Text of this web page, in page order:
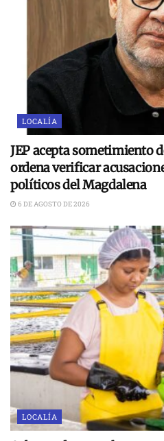
LOCALÍA
JEP acepta sometimiento
ordena verificar
políticos del Magdalena
6 DE AGOSTO DE 2026
LOCALÍA